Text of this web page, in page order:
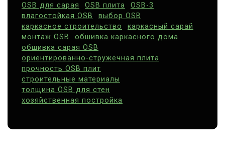
OSB для сарая OSB плита
OSB-3
влагостойкая OSB
выбор OSB
каркасное строительство
каркасный сарай
монтаж OSB
обшивка каркасного дома
обшивка сарая OSB
ориентированно-стружечная плита
прочность OSB плит
строительные материалы
толщина OSB для стен
хозяйственная постройка